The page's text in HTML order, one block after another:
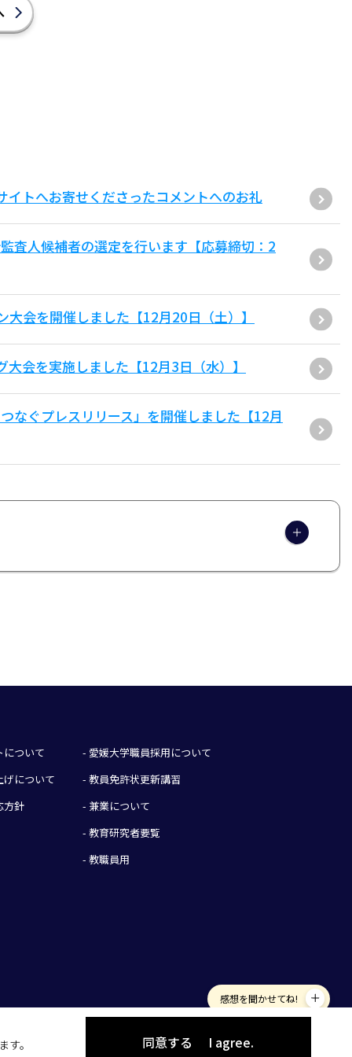
イトへお寄せくださったコメントへのお礼
査人候補者の選定を行います【応募締切：2
会を開催しました【12月20日（土）】
会を実施しました【12月3日（水）】
なぐプレスリリース」を開催しました【12月
。
同意する I agree.
感想を聞かせてね!
について
げについて
方針
- 愛媛大学職員採用について
- 教員免許状更新講習
- 兼業について
- 教育研究者要覧
- 教職員用